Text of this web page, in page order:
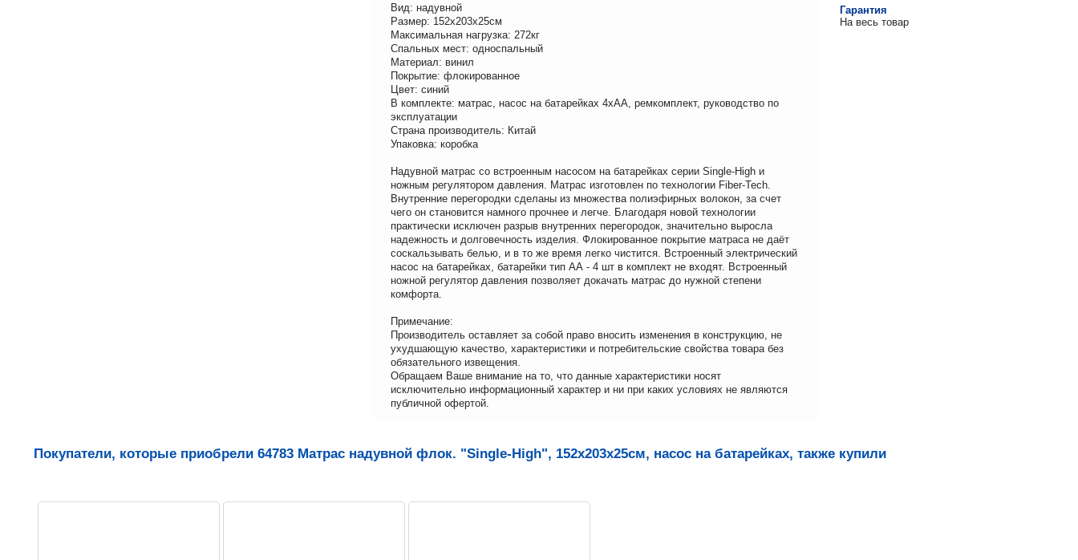
Вид: надувной
Размер: 152х203х25см
Максимальная нагрузка: 272кг
Спальных мест: односпальный
Материал: винил
Покрытие: флокированное
Цвет: синий
В комплекте: матрас, насос на батарейках 4хАА, ремкомплект, руководство по
эксплуатации
Страна производитель: Китай
Упаковка: коробка
Надувной матрас со встроенным насосом на батарейках серии Single-High и
ножным регулятором давления. Матрас изготовлен по технологии Fiber-Tech.
Внутренние перегородки сделаны из множества полиэфирных волокон, за счет
чего он становится намного прочнее и легче. Благодаря новой технологии
практически исключен разрыв внутренних перегородок, значительно выросла
надежность и долговечность изделия. Флокированное покрытие матраса не даёт
соскальзывать белью, и в то же время легко чистится. Встроенный электрический
насос на батарейках, батарейки тип АА - 4 шт в комплект не входят. Встроенный
ножной регулятор давления позволяет докачать матрас до нужной степени
комфорта.
Примечание:
Производитель оставляет за собой право вносить изменения в конструкцию, не
ухудшающую качество, характеристики и потребительские свойства товара без
обязательного извещения.
Обращаем Ваше внимание на то, что данные характеристики носят
исключительно информационный характер и ни при каких условиях не являются
публичной офертой.
Гарантия
На весь товар
Покупатели, которые приобрели 64783 Матрас надувной флок. "Single-High", 152х203х25см, насос на батарейках, также купили